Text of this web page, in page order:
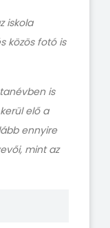
iskola
közös fotó is
is
elő a
ennyire
mint az